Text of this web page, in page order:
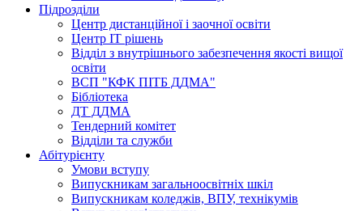
Підрозділи
Центр дистанційної і заочної освіти
Центр ІТ рішень
Відділ з внутрішнього забезпечення якості вищої
освіти
ВСП "КФК ПІТБ ДДМА"
Бібліотека
ДТ ДДМА
Тендерний комітет
Відділи та служби
Абітурієнту
Умови вступу
Випускникам загальноосвітніх шкіл
Випускникам коледжів, ВПУ, технікумів